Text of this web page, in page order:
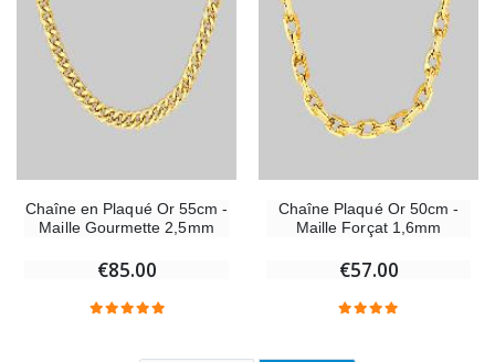
Chaîne en Plaqué Or 55cm -
Maille Gourmette 2,5mm
€85.00
Chaîne Plaqué Or 50cm -
Maille Forçat 1,6mm
€57.00